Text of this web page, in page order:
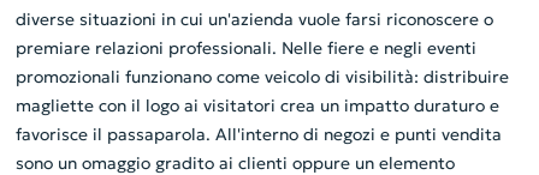
diverse situazioni in cui un'azienda vuole farsi riconoscere o
premiare relazioni professionali. Nelle fiere e negli eventi
promozionali funzionano come veicolo di visibilità: distribuire
magliette con il logo ai visitatori crea un impatto duraturo e
favorisce il passaparola. All'interno di negozi e punti vendita
sono un omaggio gradito ai clienti oppure un elemento